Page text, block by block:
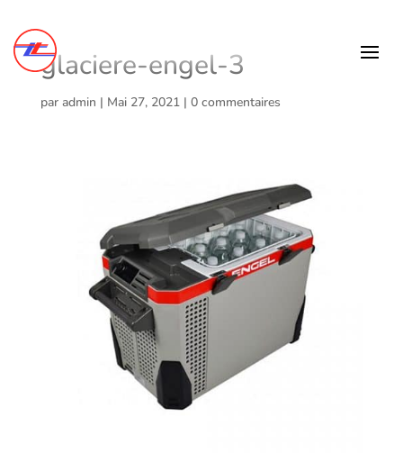
glaciere-engel-3
par admin | Mai 27, 2021| 0 commentaires